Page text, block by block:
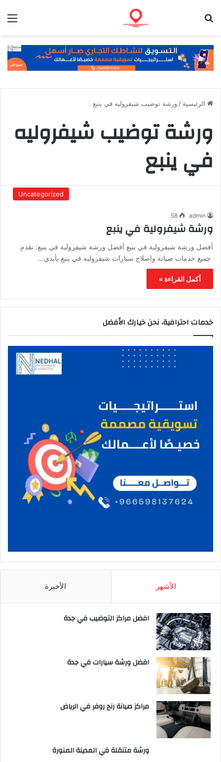
الرئيسية / ورشة توضيب شيفروليه في ينبع
ورشة توضيب شيفروليه
في ينبع
Uncategorized
admin
58
ورشة شيفرولية في ينبع
أفضل ورشة شيفرولية في ينبع أفضل ورشة شيفرولية في ينبع: نقدم
جميع خدمات صيانة واصلاح سيارات شيفروليه في ينبع بأيدي…
أكمل القراءة »
خدمات احترافية، نحن خيارك الأفضل
الأشهر الأخيرة
افضل مراكز التوضيب في جدة
افضل ورشة سيارات في جدة
مراكز صيانة رنج روفر في الرياض
ورشة متنقلة في المدينة المنورة